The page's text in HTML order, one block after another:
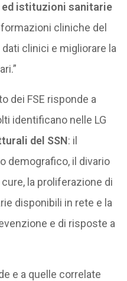
istituzioni sanitarie
cliniche del
clinici e migliorare la
dei FSE risponde a
identificano nelle LG
del SSN: il
demografico, il divario
la proliferazione di
disponibili in rete e la
e di risposte a
e a quelle correlate